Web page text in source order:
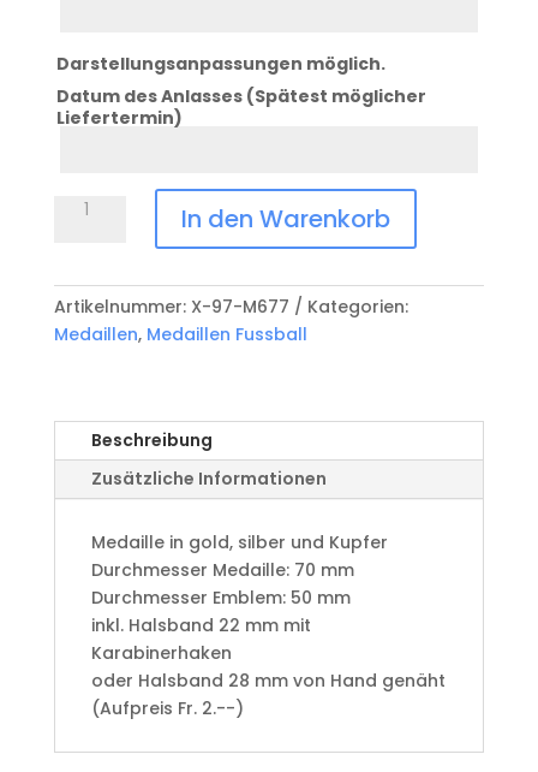
Darstellungsanpassungen möglich.
Datum des Anlasses (Spätest möglicher
Liefertermin)
Medaille
97-
M677
Menge
In den Warenkorb
Artikelnummer: X-97-M677
Kategorien:
Medaillen, Medaillen Fussball
Beschreibung
Zusätzliche Informationen
Medaille in gold, silber und Kupfer
​Durchmesser Medaille: 70 mm
Durchmesser Emblem: 50 mm
​inkl. Halsband 22 mm mit
Karabinerhaken
oder Halsband 28 mm von Hand genäht
(Aufpreis Fr. 2.--)